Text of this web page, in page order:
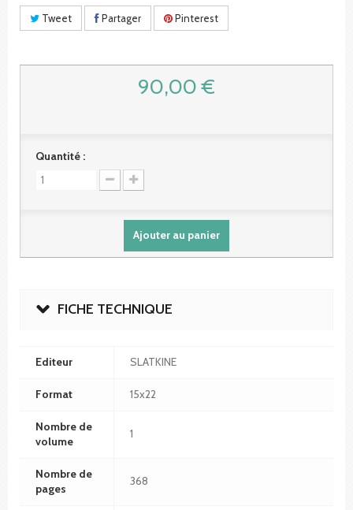
Tweet Partager Pinterest
90,00 €
Quantité :
Ajouter au panier
FICHE TECHNIQUE
Editeur SLATKINE
Format 15x22
Nombre de
volume
1
Nombre de
pages
368